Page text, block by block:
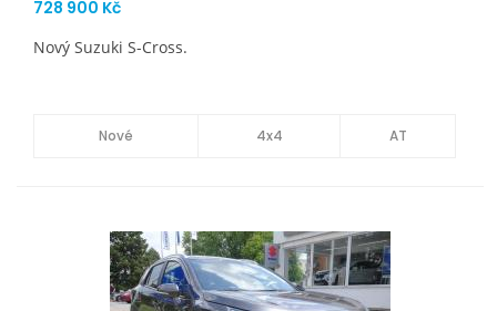
728 900 Kč
Nový Suzuki S-Cross.
Nové 4x4 AT